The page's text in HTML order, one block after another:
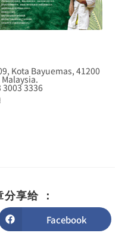
Kota Bayuemas, 41200
3003 3336
享给 ：
Facebook